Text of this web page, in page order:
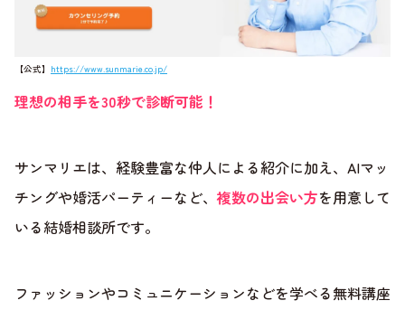
【公式】 https://www.sunmarie.co.jp/
理想の相手を30秒で診断可能！
サンマリエは、経験豊富な仲人による紹介に加え、AIマッ
チングや婚活パーティーなど、 複数の出会い方を用意して
いる結婚相談所です。
ファッションやコミュニケーションなどを学べる無料講座